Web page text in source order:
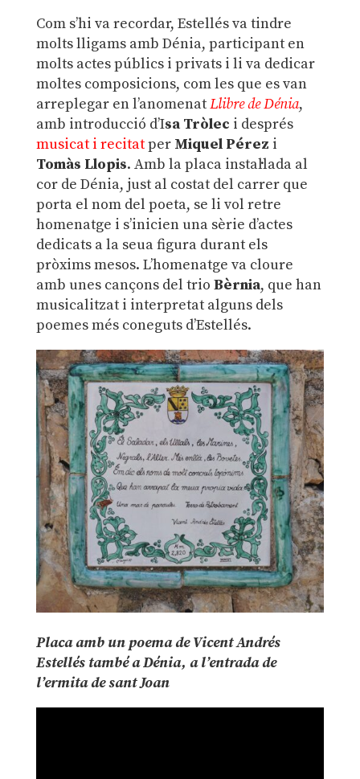
Com s’hi va recordar, Estellés va tindre
molts lligams amb Dénia, participant en
molts actes públics i privats i li va dedicar
moltes composicions, com les que es van
arreplegar en l’anomenatLlibre de Dénia,
amb introducció d’Isa Tròlec i després
musicat i recitatper Miquel Pérez i
Tomàs Llopis. Amb la placa instal·lada al
cor de Dénia, just al costat del carrer que
porta el nom del poeta, se li vol retre
homenatge i s’inicien una sèrie d’actes
dedicats a la seua figura durant els
pròxims mesos. L’homenatge va cloure
amb unes cançons del trio Bèrnia, que han
musicalitzat i interpretat alguns dels
poemes més coneguts d’Estellés.
Placa amb un poema de Vicent Andrés
Estellés també a Dénia, a l’entrada de
l’ermita de sant Joan